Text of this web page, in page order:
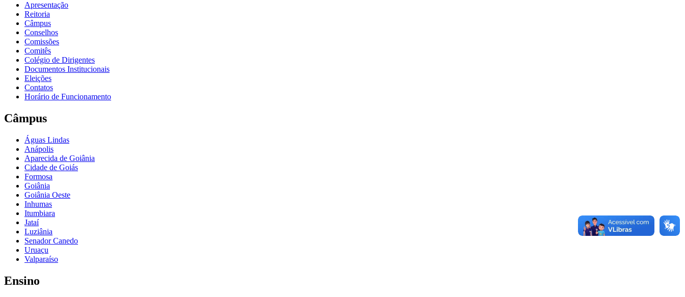
Apresentação
Reitoria
Câmpus
Conselhos
Comissões
Comitês
Colégio de Dirigentes
Documentos Institucionais
Eleições
Contatos
Horário de Funcionamento
Câmpus
Águas Lindas
Anápolis
Aparecida de Goiânia
Cidade de Goiás
Formosa
Goiânia
Goiânia Oeste
Inhumas
Itumbiara
Jataí
Luziânia
Senador Canedo
Uruaçu
Valparaíso
Ensino